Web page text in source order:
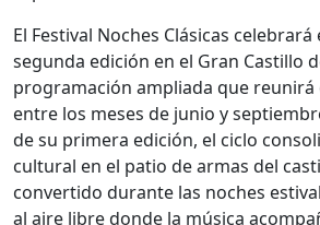
El Festival Noches Clásicas
segunda edición en el Gran Castillo
programación ampliada que
entre los meses de junio y
de su primera edición, el ciclo
cultural en el patio de armas del
convertido durante las noches
al aire libre donde la música